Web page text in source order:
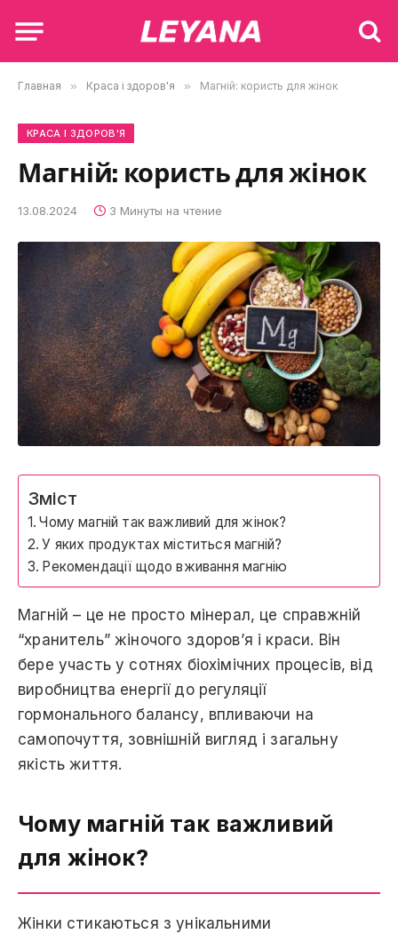
Главная » Краса і здоров'я » Магній: користь для жінок
КРАСА І ЗДОРОВ'Я
Магній: користь для жінок
13.08.2024 3 Минуты на чтение
Зміст
Чому магній так важливий для жінок?
У яких продуктах міститься магній?
Рекомендації щодо вживання магнію
Магній – це не просто мінерал, це справжній
“хранитель” жіночого здоров’я і краси. Він
бере участь у сотнях біохімічних процесів, від
виробництва енергії до регуляції
гормонального балансу, впливаючи на
самопочуття, зовнішній вигляд і загальну
якість життя.
Чому магній так важливий
для жінок?
Жінки стикаються з унікальними